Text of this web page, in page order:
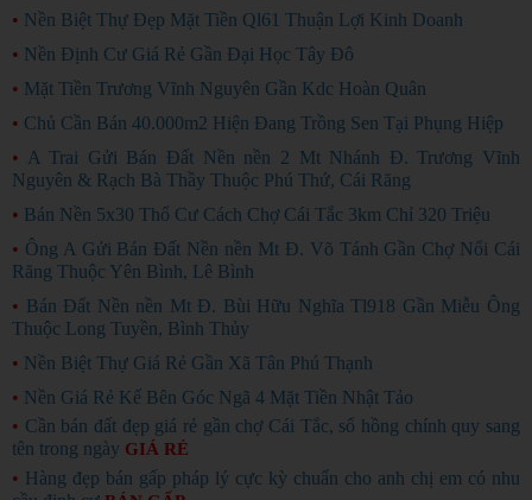
• Nền Biệt Thự Đẹp Mặt Tiền Ql61 Thuận Lợi Kinh Doanh
• Nền Định Cư Giá Rẻ Gần Đại Học Tây Đô
• Mặt Tiền Trương Vĩnh Nguyên Gần Kdc Hoàn Quân
• Chủ Cần Bán 40.000m2 Hiện Đang Trồng Sen Tại Phụng Hiệp
• A Trai Gửi Bán Đất Nền nền 2 Mt Nhánh Đ. Trương Vĩnh
Nguyên & Rạch Bà Thầy Thuộc Phú Thứ, Cái Răng
• Bán Nền 5x30 Thổ Cư Cách Chợ Cái Tắc 3km Chỉ 320 Triệu
• Ông A Gửi Bán Đất Nền nền Mt Đ. Võ Tánh Gần Chợ Nổi Cái
Răng Thuộc Yên Bình, Lê Bình
• Bán Đất Nền nền Mt Đ. Bùi Hữu Nghĩa Tl918 Gần Miễu Ông
Thuộc Long Tuyền, Bình Thủy
• Nền Biệt Thự Giá Rẻ Gần Xã Tân Phú Thạnh
• Nền Giá Rẻ Kế Bên Góc Ngã 4 Mặt Tiền Nhật Tảo
• Cần bán đất đẹp giá rẻ gần chợ Cái Tắc, sổ hồng chính quy sang
tên trong ngày GIÁ RẺ
• Hàng đẹp bán gấp pháp lý cực kỳ chuẩn cho anh chị em có nhu